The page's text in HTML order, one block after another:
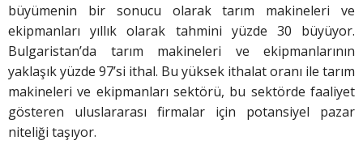
büyümenin bir sonucu olarak tarım makineleri ve
ekipmanları yıllık olarak tahmini yüzde 30 büyüyor.
Bulgaristan’da tarım makineleri ve ekipmanlarının
yaklaşık yüzde 97’si ithal. Bu yüksek ithalat oranı ile tarım
makineleri ve ekipmanları sektörü, bu sektörde faaliyet
gösteren uluslararası firmalar için potansiyel pazar
niteliği taşıyor.